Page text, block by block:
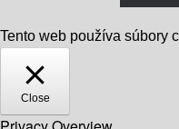
Tento web používa súbory
Close